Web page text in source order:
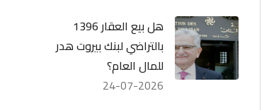
هل بيع العقار 1396
بالتراضي لبنك بيروت هدر
للمال العام؟
24-07-2026